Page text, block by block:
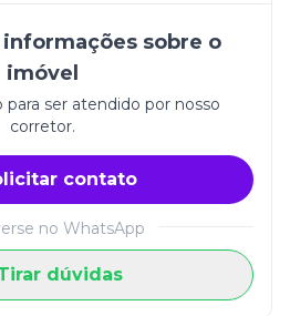
informações sobre o
imóvel
ser atendido por nosso
corretor.
contato
no WhatsApp
dúvidas